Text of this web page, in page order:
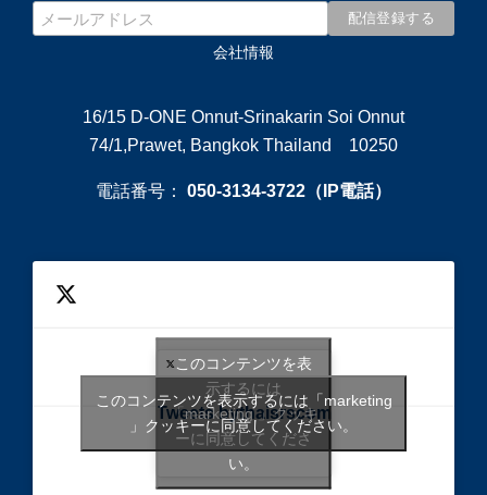
会社情報
16/15 D-ONE Onnut-Srinakarin Soi Onnut
74/1,Prawet, Bangkok Thailand 10250
電話番号： 050-3134-3722（IP電話）
Tweets bythaisrscom
このコンテンツを表
示するには
「marketing 」クッキ
ーに同意してくださ
い。
このコンテンツを表示するには「marketing
」クッキーに同意してください。